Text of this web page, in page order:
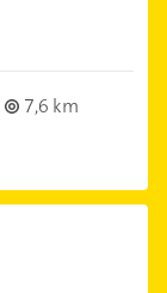
7,6 km